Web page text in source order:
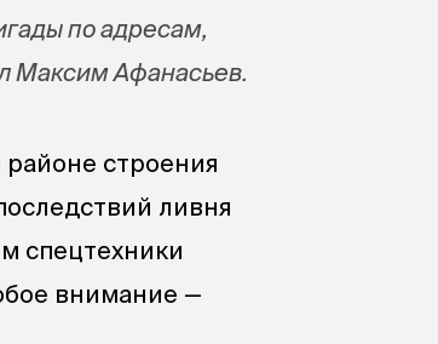
по адресам,
Максим Афанасьев.
строения
ливня
спецтехники
внимание —